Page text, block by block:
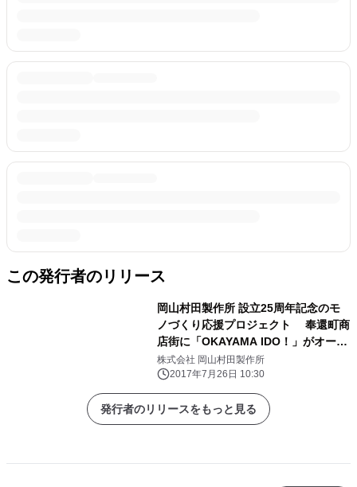
この発行者のリリース
岡山村田製作所 設立25周年記念のモ
ノづくり応援プロジェクト 奉還町商
店街に「OKAYAMA IDO！」がオープ
ン！
株式会社 岡山村田製作所
2017年7月26日 10:30
発行者のリリースをもっと見る